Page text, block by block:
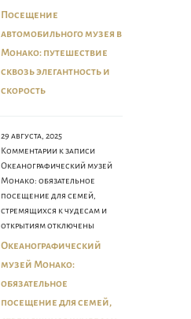
Посещение
автомобильного музея в
Монако: путешествие
сквозь элегантность и
скорость
29 августа, 2025
Комментарии к записи
Океанографический музей
Монако: обязательное
посещение для семей,
стремящихся к чудесам и
открытиямотключены
Океанографический
музей Монако:
обязательное
посещение для семей,